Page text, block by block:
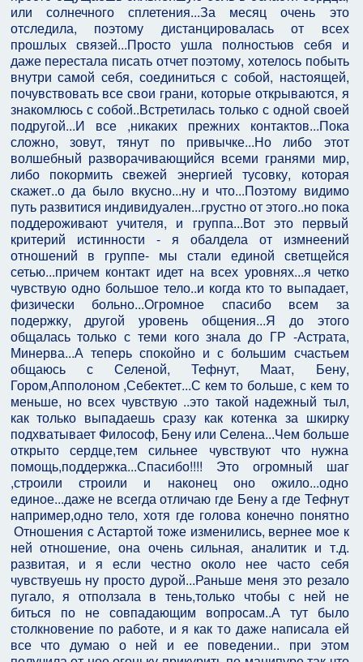
или солнечного сплетения...За месяц очень это
отследила, поэтому дистанцировалась от всех
прошлых связей...Просто ушла полностьюв себя и
даже перестала писать отчет поэтому, хотелось побыть
внутри самой себя, соединиться с собой, настоящей,
почувствовать все свои грани, которые открываются, я
знакомлюсь с собой..Встретилась только с одной своей
подругой...И все ,никаких прежних контактов...Пока
сложно, зовут, тянут по привычке...Но либо этот
волшебный разворачивающийся всеми гранями мир,
либо покормить свежей энергией тусовку, которая
скажет..о да было вкусно...ну и что...Поэтому видимо
путь развитися индивидуален...грустно от этого..но пока
поддероживают учителя, и группа...Вот это первый
критерий истинности - я обалдела от измнеений
отношений в группе- мы стали единой светщейся
сетью...причем контакт идет на всех уровнях...я четко
чувствую одно большое тело..и когда кто то выпадает,
физически больно...Огромное спасибо всем за
подержку, другой уровень общения...Я до этого
общалась только с теми кого знала до ГР -Астрата,
Минерва...А теперь спокойно и с большим счастьем
общаюсь с Селеной, Тефнут, Маат, Бену,
Гором,Апполоном ,Себектет...С кем то больше, с кем то
меньше, но всех чувствую ..это такой надежный тыл,
как только выпадаешь сразу как котенка за шкирку
подхватывает Философ, Бену или Селена...Чем больше
открыто сердце,тем сильнее чувствуют что нужна
помощь,поддержка...Спасибо!!!! Это огромный шаг
,строили строили и наконец оно ожило...одно
единое...даже не всегда отличаю где Бену а где Тефнут
например,одно тело, хотя где голова конечно понятно
Отношения с Астартой тоже изменились, вернее мое к
ней отношение, она очень сильная, аналитик и т.д.
развитая, и я если честно около нее часто себя
чувствуешь ну просто дурой...Раньше меня это резало
пугало, я отползала в тень,только чтобы с ней не
биться по не совпадающим вопросам..А тут было
столкновение по работе, и я как то даже написала ей
все что думаю о ней и ее поведении.. при этом